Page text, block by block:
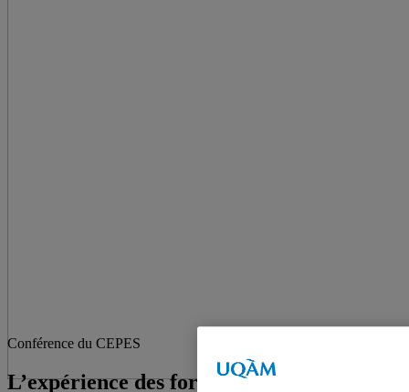
Conférence du CEPES
L’expérience des forces canadiennes à